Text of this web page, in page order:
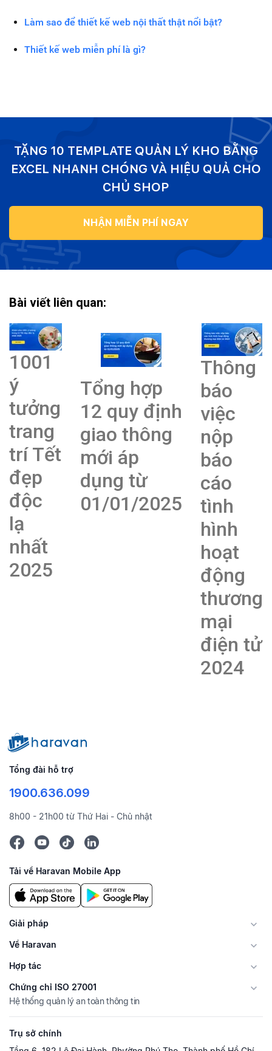
Làm sao để thiết kế web nội thất thật nổi bật?
Thiết kế web miễn phí là gì?
TẶNG 10 TEMPLATE QUẢN LÝ KHO BẰNG
EXCEL NHANH CHÓNG VÀ HIỆU QUẢ CHO
CHỦ SHOP
NHẬN MIỄN PHÍ NGAY
Bài viết liên quan:
1001
ý
tưởng
trang
trí Tết
đẹp
độc
lạ
nhất
2025
Tổng hợp
12 quy định
giao thông
mới áp
dụng từ
01/01/2025
Thông
báo
việc
nộp
báo
cáo
tình
hình
hoạt
động
thương
mại
điện tử
2024
Tổng đài hỗ trợ
1900.636.099
8h00 - 21h00 từ Thứ Hai - Chủ nhật
Tải về Haravan Mobile App
Giải pháp
Về Haravan
Hợp tác
Chứng chỉ ISO 27001
Hệ thống quản lý an toàn thông tin
Trụ sở chính